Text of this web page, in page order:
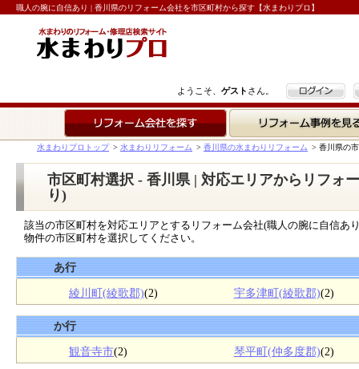
職人の腕に自信あり | 香川県のリフォーム会社を市区町村から探す【水まわりプロ】
ようこそ、 ゲスト さん。 ログイン
リフォーム事例を見る
水まわりプロトップ > 水まわりリフォーム > 香川県の水まわりリフォーム > 香川県の
市区町村選択 - 香川県 | 対応エリアからリフォ
り)
該当の市区町村を対応エリアとするリフォーム会社(職人の腕に自信あ
物件の市区町村を選択してください。
あ行
綾川町(綾歌郡)(2) 宇多津町(綾歌郡)(2)
か行
観音寺市(2) 琴平町(仲多度郡)(2)